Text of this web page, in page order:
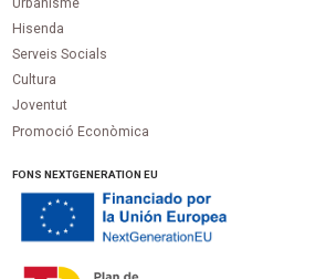
Urbanisme
Hisenda
Serveis Socials
Cultura
Joventut
Promoció Econòmica
FONS NEXTGENERATION EU